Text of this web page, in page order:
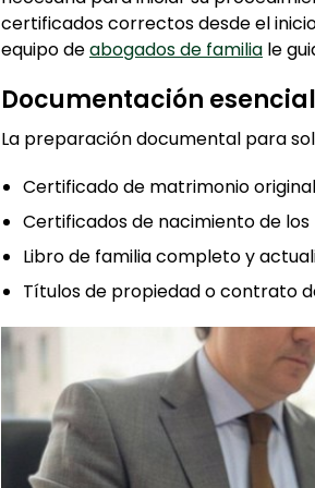
certificados correctos desde el
equipo deabogados de familia le
Documentación
La preparación documental para
Certificado de matrimonio
Certificados de nacimiento de los
Libro de familia completo y
Títulos de propiedad o contrato